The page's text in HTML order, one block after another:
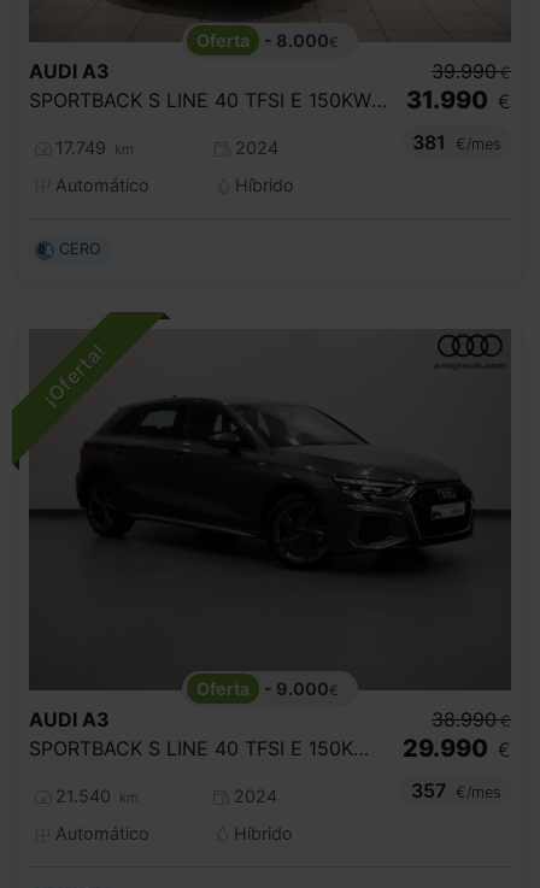
- 8.000€
AUDI A3
SPORTBACK S LINE 40 TFSI E 150KW S TRON
17.749 km
2024
Automático
Híbrido
39.990 €
31.990 €
381
€/mes
CERO
- 9.000€
AUDI A3
SPORTBACK S LINE 40 TFSI E 150KW S TRON
21.540 km
2024
Automático
Híbrido
38.990 €
29.990 €
357
€/mes